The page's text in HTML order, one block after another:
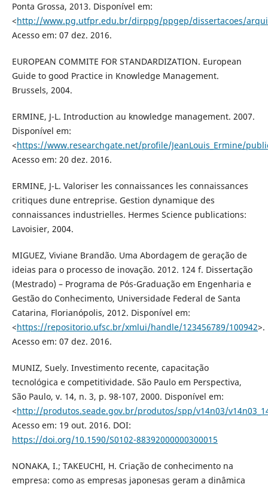
Ponta Grossa, 2013. Disponível em:
<http://www.pg.utfpr.edu.br/dirppg/ppgep/dissertacoes/
Acesso em: 07 dez. 2016.
EUROPEAN COMMITE FOR STANDARDIZATION. European
Guide to good Practice in Knowledge Management.
Brussels, 2004.
ERMINE, J-L. Introduction au knowledge management. 2007.
Disponível em:
<https://www.researchgate.net/profile/JeanLouis_Ermine/
Acesso em: 20 dez. 2016.
ERMINE, J-L. Valoriser les connaissances les connaissances
critiques dune entreprise. Gestion dynamique des
connaissances industrielles. Hermes Science publications:
Lavoisier, 2004.
MIGUEZ, Viviane Brandão. Uma Abordagem de geração de
ideias para o processo de inovação. 2012. 124 f. Dissertação
(Mestrado) – Programa de Pós-Graduação em Engenharia e
Gestão do Conhecimento, Universidade Federal de Santa
Catarina, Florianópolis, 2012. Disponível em:
<https://repositorio.ufsc.br/xmlui/handle/123456789/100942>.
Acesso em: 07 dez. 2016.
MUNIZ, Suely. Investimento recente, capacitação
tecnológica e competitividade. São Paulo em Perspectiva,
São Paulo, v. 14, n. 3, p. 98-107, 2000. Disponível em:
<http://produtos.seade.gov.br/produtos/spp/v14n03/
Acesso em: 19 out. 2016. DOI:
https://doi.org/10.1590/S0102-88392000000300015
NONAKA, I.; TAKEUCHI, H. Criação de conhecimento na
empresa: como as empresas japonesas geram a dinâmica